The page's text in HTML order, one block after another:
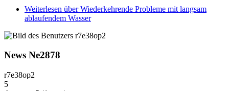
Weiterlesen über Wiederkehrende Probleme mit langsam
ablaufendem Wasser
News Ne2878
r7e38op2
5